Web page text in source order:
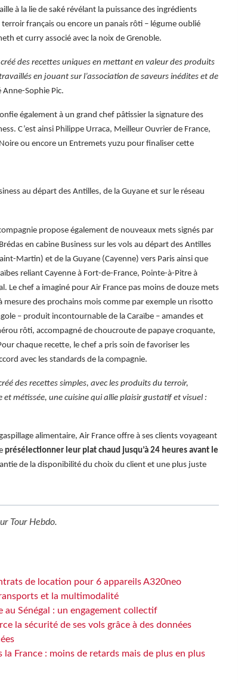
à la lie de saké révélant la puissance des ingrédients
français ou encore un panais rôti – légume oublié
et curry associé avec la noix de Grenoble.
créé des recettes uniques en mettant en valeur des produits
en jouant sur l’association de saveurs inédites et de
Anne-Sophie Pic.
également à un grand chef pâtissier la signature des
C’est ainsi Philippe Urraca, Meilleur Ouvrier de France,
ou encore un Entremets yuzu pour finaliser cette
au départ des Antilles, de la Guyane et sur le réseau
propose également de nouveaux mets signés par
en cabine Business sur les vols au départ des Antilles
Martin) et de la Guyane (Cayenne) vers Paris ainsi que
reliant Cayenne à Fort-de-France, Pointe-à-Pitre à
Le chef a imaginé pour Air France pas moins de douze mets
mesure des prochains mois comme par exemple un risotto
– produit incontournable de la Caraïbe – amandes et
rôti, accompagné de choucroute de papaye croquante,
chaque recette, le chef a pris soin de favoriser les
avec les standards de la compagnie.
des recettes simples, avec les produits du terroir,
métissée, une cuisine qui allie plaisir gustatif et visuel :
alimentaire, Air France offre à ses clients voyageant
présélectionner leur plat chaud jusqu’à 24 heures avant le
de la disponibilité du choix du client et une plus juste
Tour Hebdo.
de location pour 6 appareils A320neo
et la multimodalité
au Sénégal : un engagement collectif
la sécurité de ses vols grâce à des données
la France : moins de retards mais de plus en plus